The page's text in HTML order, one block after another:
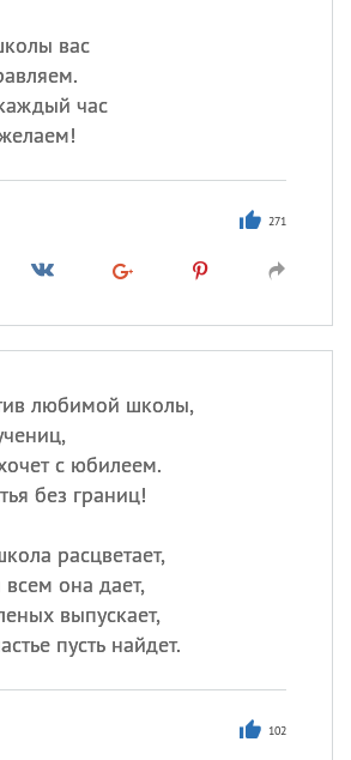
вас
час
271
любимой школы,
с юбилеем.
без границ!
расцветает,
всем она дает,
выпускает,
пусть найдет.
102